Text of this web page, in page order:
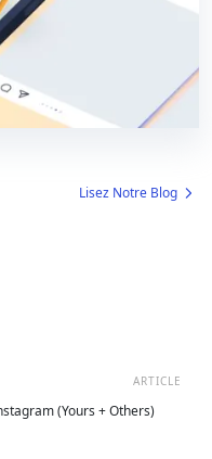
Lisez Notre Blog
ARTICLE
(Yours + Others)